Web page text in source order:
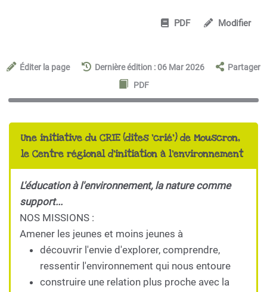
PDF Modifier
Éditer la page Dernière édition : 06 Mar 2026
Partager
PDF
Une initiative du CRIE (dites 'crié') de Mouscron,
le Centre régional d'initiation à l'environnement
L'éducation à l'environnement, la nature comme
support...
NOS MISSIONS :
Amener les jeunes et moins jeunes à
découvrir l'envie d'explorer, comprendre,
ressentir l'environnement qui nous entoure
construire une relation plus proche avec la